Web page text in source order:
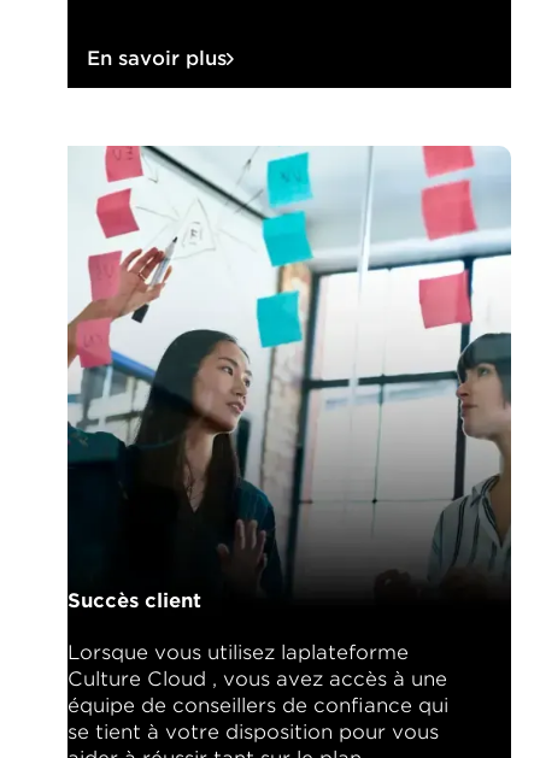
En savoir plus
Succès client
Lorsque vous utilisez laplateforme
Culture Cloud , vous avez accès à une
équipe de conseillers de confiance qui
se tient à votre disposition pour vous